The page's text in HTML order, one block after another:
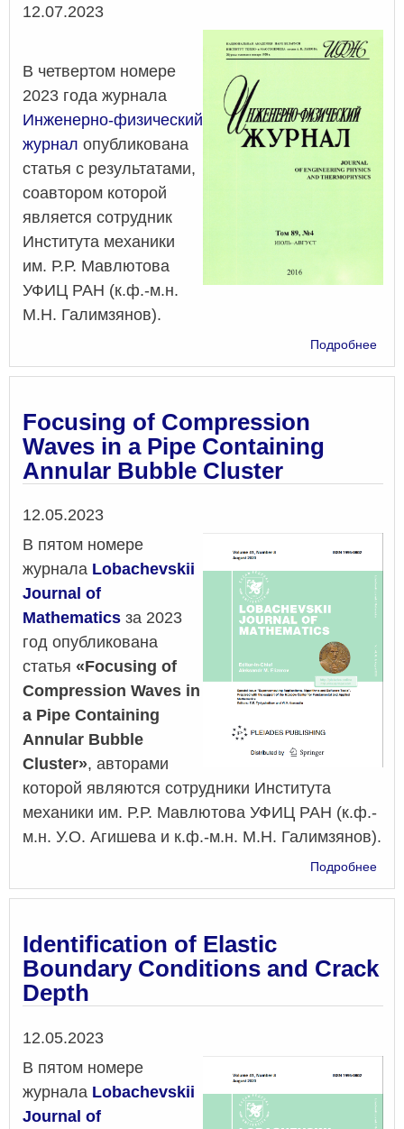
Дата
12.07.2023
В четвертом номере
2023 года журнала
Инженерно-физический
журнал опубликована
статья с результатами,
соавтором которой
является сотрудник
Института механики
им. Р.Р. Мавлютова
УФИЦ РАН (к.ф.-м.н.
М.Н. Галимзянов).
Подробнее
Focusing of Compression
Waves in a Pipe Containing
Annular Bubble Cluster
Дата
12.05.2023
В пятом номере
журнала Lobachevskii
Journal of
Mathematics за 2023
год опубликована
статья «Focusing of
Compression Waves in
a Pipe Containing
Annular Bubble
Cluster», авторами
которой являются сотрудники Института
механики им. Р.Р. Мавлютова УФИЦ РАН (к.ф.-
м.н. У.О. Агишева и к.ф.-м.н. М.Н. Галимзянов).
Подробнее
of
a
Identification of Elastic
Boundary Conditions and Crack
Depth
Дата
12.05.2023
В пятом номере
журнала Lobachevskii
Journal of